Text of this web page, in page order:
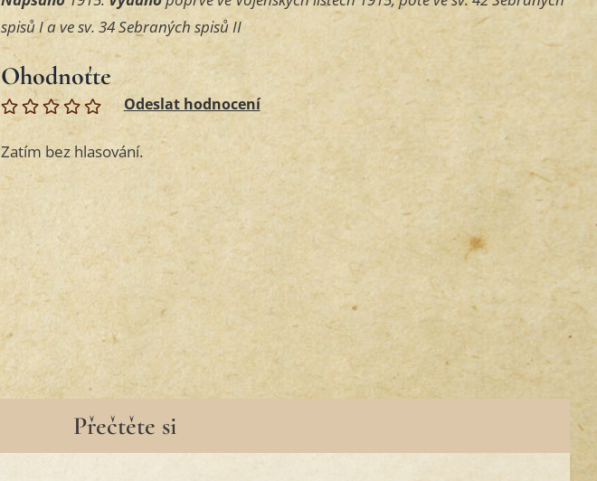
spisů I a ve sv. 34 Sebraných spisů II
Ohodnoťte
Zatím bez hlasování.
Přečtěte si